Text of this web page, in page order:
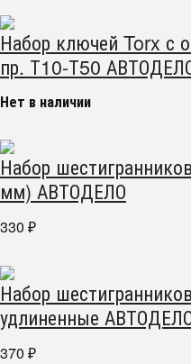
Набор ключей Torx с
пр. Т10-Т50
Нет в наличии
Набор
мм) АВТОДЕЛО
330 ₽
Набор
удлиненные
370 ₽